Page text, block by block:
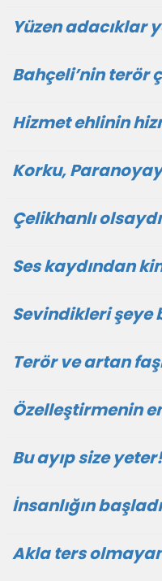
Yüzen adacıklar
Bahçeli’nin terör
Hizmet ehlinin
Korku,
Çelikhanlı
Ses kaydından
Sevindikleri şeye
Terör ve artan
Özelleştirmenin
Bu ayıp size yeter!
İnsanlığın
Akla ters